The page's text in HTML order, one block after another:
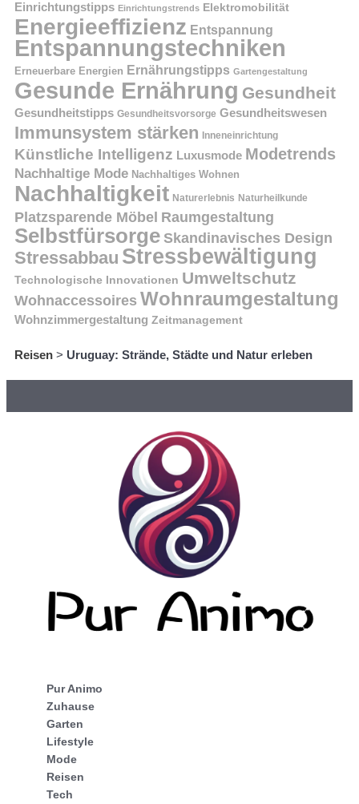
Einrichtungstipps Einrichtungstrends Elektromobilität
Energieeffizienz Entspannung
Entspannungstechniken
Erneuerbare Energien Ernährungstipps Gartengestaltung
Gesunde Ernährung Gesundheit
Gesundheitstipps Gesundheitsvorsorge Gesundheitswesen
Immunsystem stärken Inneneinrichtung
Künstliche Intelligenz Luxusmode Modetrends
Nachhaltige Mode Nachhaltiges Wohnen
Nachhaltigkeit Naturerlebnis Naturheilkunde
Platzsparende Möbel Raumgestaltung
Selbstfürsorge Skandinavisches Design
Stressabbau Stressbewältigung
Technologische Innovationen Umweltschutz
Wohnaccessoires Wohnraumgestaltung
Wohnzimmergestaltung Zeitmanagement
Reisen > Uruguay: Strände, Städte und Natur erleben
Pur Animo
Zuhause
Garten
Lifestyle
Mode
Reisen
Tech